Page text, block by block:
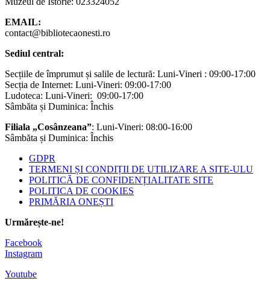
EMAIL:
contact@bibliotecaonesti.ro
Sediul central:
Secțiile de împrumut și salile de lectură: Luni-Vineri : 09:00-17:00
Secția de Internet: Luni-Vineri: 09:00-17:00
Ludoteca: Luni-Vineri: 09:00-17:00
Sâmbăta și Duminica: Închis
Filiala „Cosânzeana”: Luni-Vineri: 08:00-16:00
Sâmbăta și Duminica: Închis
GDPR
TERMENI ȘI CONDIȚII DE UTILIZARE A SITE-ULU
POLITICĂ DE CONFIDENȚIALITATE SITE
POLITICA DE COOKIES
PRIMĂRIA ONEȘTI
Urmărește-ne!
Facebook
Instagram
Youtube